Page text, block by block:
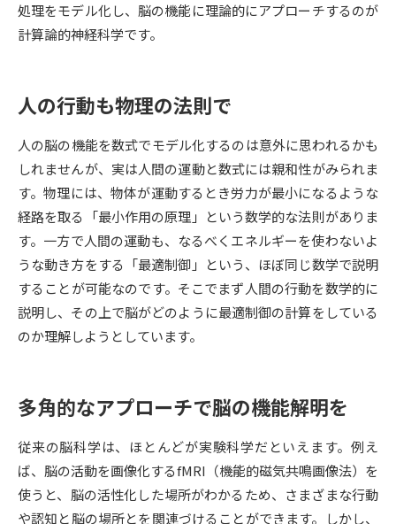
新学年スタート号特集ページ
（高3生用）
オープンキャンパス検索 実施プログラムから探す
来場型・Web型イベント特集 夢ナビライブ
受験準備 資料検索
併願校選び 受験スケジュールを立てよう
先輩が入学を決めた理由 テレメール全国一斉進学調査
新生活お役立ちガイド
処理をモデル化し、脳の機能に理論的にアプローチするのが
計算論的神経科学です。
人の行動も物理の法則で
人の脳の機能を数式でモデル化するのは意外に思われるかも
しれませんが、実は人間の運動と数式には親和性がみられま
す。物理には、物体が運動するとき労力が最小になるような
経路を取る「最小作用の原理」という数学的な法則がありま
す。一方で人間の運動も、なるべくエネルギーを使わないよ
うな動き方をする「最適制御」という、ほぼ同じ数学で説明
することが可能なのです。そこでまず人間の行動を数学的に
説明し、その上で脳がどのように最適制御の計算をしている
のか理解しようとしています。
多角的なアプローチで脳の機能解明を
従来の脳科学は、ほとんどが実験科学だといえます。例え
ば、脳の活動を画像化するfMRI（機能的磁気共鳴画像法）を
使うと、脳の活性化した場所がわかるため、さまざまな行動
や認知と脳の場所とを関連づけることができます。しかし、